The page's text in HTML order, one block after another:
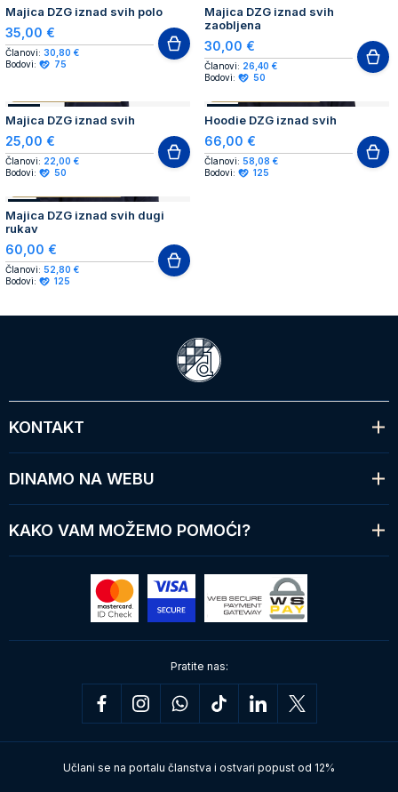
NOVO
Majica DZG iznad svih polo
35,00 €
Članovi: 30,80 €
Bodovi:
75
NOVO
Majica DZG iznad svih
zaobljena
30,00 €
Članovi: 26,40 €
Bodovi:
50
NOVO
Majica DZG iznad svih
25,00 €
Članovi: 22,00 €
Bodovi:
50
NOVO
Hoodie DZG iznad svih
66,00 €
Članovi: 58,08 €
Bodovi:
125
NOVO
Majica DZG iznad svih dugi
rukav
60,00 €
Članovi: 52,80 €
Bodovi:
125
KONTAKT
DINAMO NA WEBU
KAKO VAM MOŽEMO POMOĆI?
Pratite nas:
Učlani se na portalu članstva i ostvari popust od 12%